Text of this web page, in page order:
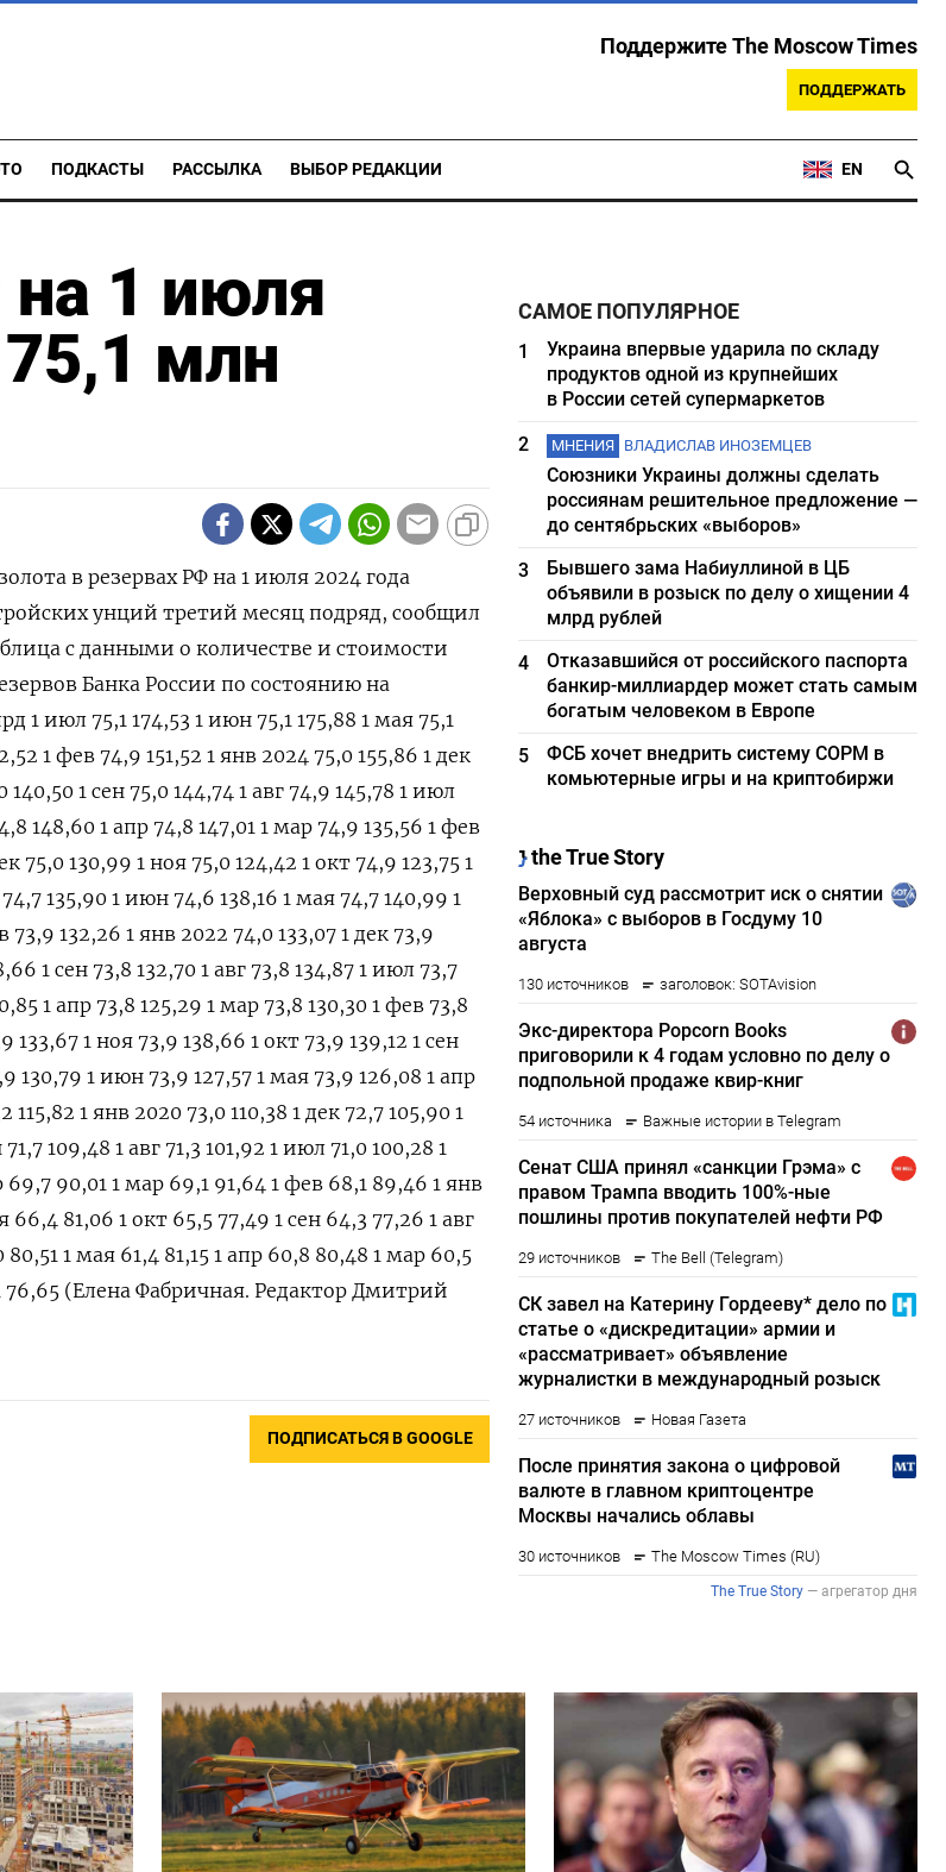
Поддержите The Moscow Times
ПОДДЕРЖАТЬ
ПОДКАСТЫ РАССЫЛКА ВЫБОР РЕДАКЦИИ EN
1 июля
млн
в резервах РФ на 1 июля 2024 года
унций третий месяц подряд, сообщил
с данными о количестве и стоимости
Банка России по состоянию на
июл 75,1 174,53 1 июн 75,1 175,88 1 мая 75,1
1 фев 74,9 151,52 1 янв 2024 75,0 155,86 1 дек
140,50 1 сен 75,0 144,74 1 авг 74,9 145,78 1 июл
148,60 1 апр 74,8 147,01 1 мар 74,9 135,56 1 фев
75,0 130,99 1 ноя 75,0 124,42 1 окт 74,9 123,75 1
135,90 1 июн 74,6 138,16 1 мая 74,7 140,99 1
73,9 132,26 1 янв 2022 74,0 133,07 1 дек 73,9
1 сен 73,8 132,70 1 авг 73,8 134,87 1 июл 73,7
1 апр 73,8 125,29 1 мар 73,8 130,30 1 фев 73,8
133,67 1 ноя 73,9 138,66 1 окт 73,9 139,12 1 сен
130,79 1 июн 73,9 127,57 1 мая 73,9 126,08 1 апр
115,82 1 янв 2020 73,0 110,38 1 дек 72,7 105,90 1
109,48 1 авг 71,3 101,92 1 июл 71,0 100,28 1
90,01 1 мар 69,1 91,64 1 фев 68,1 89,46 1 янв
81,06 1 окт 65,5 77,49 1 сен 64,3 77,26 1 авг
1 мая 61,4 81,15 1 апр 60,8 80,48 1 мар 60,5
76,65 (Елена Фабричная. Редактор Дмитрий
ПОДПИСАТЬСЯ В GOOGLE
САМОЕ ПОПУЛЯРНОЕ
1
Украина впервые ударила по складу
продуктов одной из крупнейших
в России сетей супермаркетов
2
МНЕНИЯ ВЛАДИСЛАВ ИНОЗЕМЦЕВ
Союзники Украины должны сделать
россиянам решительное предложение —
до сентябрьских «выборов»
3
Бывшего зама Набиуллиной в ЦБ
объявили в розыск по делу о хищении 4
млрд рублей
4
Отказавшийся от российского паспорта
банкир-миллиардер может стать самым
богатым человеком в Европе
5
ФСБ хочет внедрить систему СОРМ в
комьютерные игры и на криптобиржи